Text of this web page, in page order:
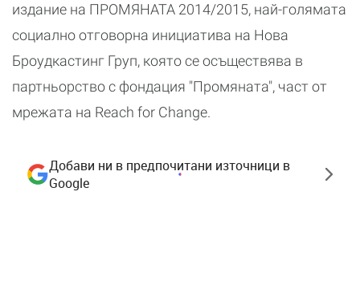
издание на ПРОМЯНАТА 2014/2015, най-голямата
социално отговорна инициатива на Нова
Броудкастинг Груп, която се осъществява в
партньорство с фондация "Промяната", част от
мрежата на Reach for Change.
Добави ни в предпочитани източници в
Google